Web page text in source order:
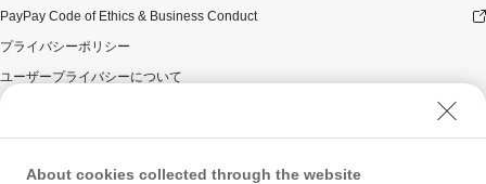
PayPay Code of Ethics & Business Conduct
プライバシーポリシー
ユーザープライバシーについて
ウェブサイト利用規約
反社会的勢力に対する方針
About cookies collected through the website